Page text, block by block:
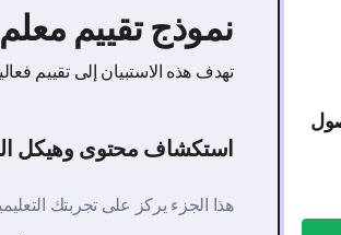
نموذج تقييم
تهدف هذه الاستبيان إلى تقييم
استكشاف محتوى وهيكل
هذا الجزء يركز على تجربتك